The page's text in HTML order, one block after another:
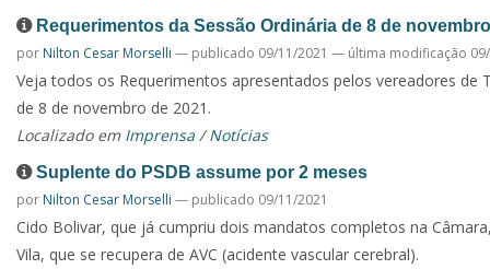
Requerimentos da Sessão Ordinária de 8 de
por Nilton Cesar Morselli — publicado 09/11/2021 — última modificação
Veja todos os Requerimentos apresentados pelos vereadores de
de 8 de novembro de 2021.
Localizado em Imprensa /Notícias
Suplente do PSDB assume por 2 meses
por Nilton Cesar Morselli — publicado 09/11/2021
Cido Bolivar, que já cumpriu dois mandatos completos na
Vila, que se recupera de AVC (acidente vascular cerebral).